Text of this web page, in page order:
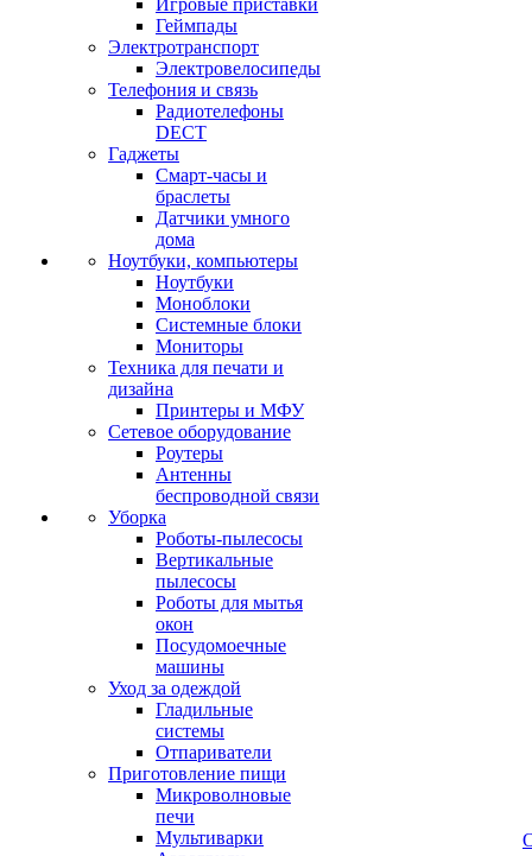
Игровые приставки
Геймпады
Электротранспорт
Электровелосипеды
Телефония и связь
Радиотелефоны
DECT
Гаджеты
Смарт-часы и
браслеты
Датчики умного
дома
Ноутбуки, компьютеры
Ноутбуки
Моноблоки
Системные блоки
Мониторы
Техника для печати и
дизайна
Принтеры и МФУ
Сетевое оборудование
Роутеры
Антенны
беспроводной связи
Уборка
Роботы-пылесосы
Вертикальные
пылесосы
Роботы для мытья
окон
Посудомоечные
машины
Уход за одеждой
Гладильные
системы
Отпариватели
Приготовление пищи
Микроволновые
печи
Мультиварки